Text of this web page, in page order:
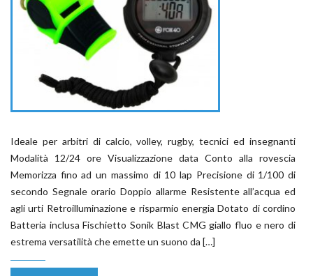
Ideale per arbitri di calcio, volley, rugby, tecnici ed insegnanti
Modalità 12/24 ore Visualizzazione data Conto alla rovescia
Memorizza fino ad un massimo di 10 lap Precisione di 1/100 di
secondo Segnale orario Doppio allarme Resistente all’acqua ed
agli urti Retroilluminazione e risparmio energia Dotato di cordino
Batteria inclusa Fischietto Sonik Blast CMG giallo fluo e nero di
estrema versatilità che emette un suono da […]